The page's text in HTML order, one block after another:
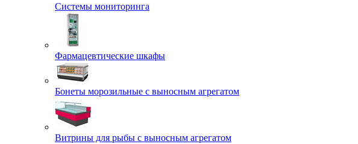
Системы мониторинга
Фармацевтические шкафы
Бонеты морозильные с выносным агрегатом
Витрины для рыбы с выносным агрегатом